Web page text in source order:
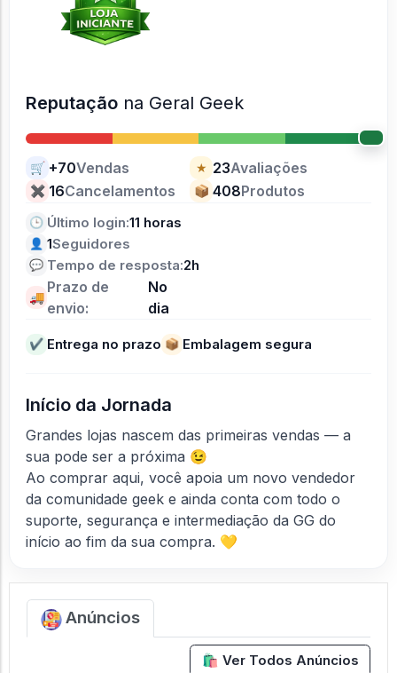
Reputação na Geral Geek
🛒 +70Vendas ★ 23Avaliações
✖ 16Cancelamentos 📦 408Produtos
🕒 Último login:11 horas
👤 1Seguidores
💬 Tempo de resposta:2h
🚚
Prazo de
envio:
No
dia
✔ Entrega no prazo 📦 Embalagem segura
Início da Jornada
Grandes lojas nascem das primeiras vendas — a
sua pode ser a próxima 😉
Ao comprar aqui, você apoia um novo vendedor
da comunidade geek e ainda conta com todo o
suporte, segurança e intermediação da GG do
início ao fim da sua compra. 💛
Anúncios
🛍️ Ver Todos Anúncios